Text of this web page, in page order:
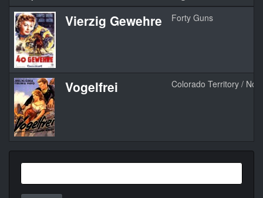
Vierzig Gewehre Forty Guns
Vogelfrei Colorado Territory /